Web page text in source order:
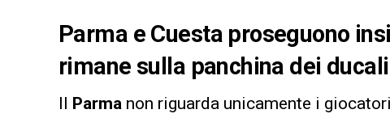
Parma e Cuesta proseguono
rimane sulla panchina dei
Il Parma non riguarda unicamente i